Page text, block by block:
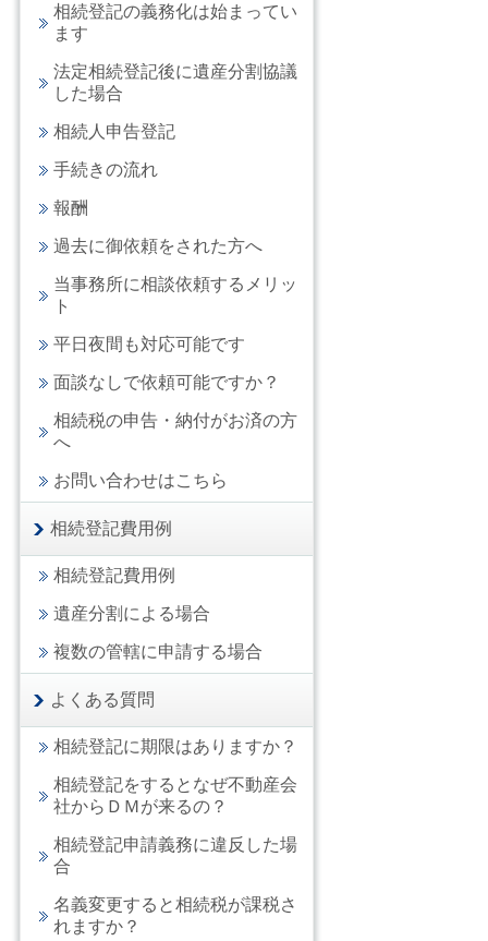
相続登記の義務化は始まってい
ます
法定相続登記後に遺産分割協議
した場合
相続人申告登記
手続きの流れ
報酬
過去に御依頼をされた方へ
当事務所に相談依頼するメリッ
ト
平日夜間も対応可能です
面談なしで依頼可能ですか？
相続税の申告・納付がお済の方
へ
お問い合わせはこちら
相続登記費用例
相続登記費用例
遺産分割による場合
複数の管轄に申請する場合
よくある質問
相続登記に期限はありますか？
相続登記をするとなぜ不動産会
社からＤＭが来るの？
相続登記申請義務に違反した場
合
名義変更すると相続税が課税さ
れますか？